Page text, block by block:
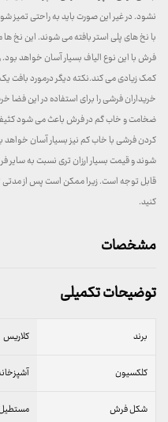
نشود. در غیر این صورت باید به راحتی تمیز
با نخ های پلی استر بافته می شوند. این نخ
فرش با این نوع الیاف بسیار آسان خواهد
کمک زیادی می کند.نکته دیگر درمورد
خریداران فرشی را برای استفاده در این
ضخامت و خاب گم در فرش باعث می شود
کردن فرشی با خاب کم نیز بسیار آسان خواهد
شوند و قیمت بسیار ارزان تری نسبت به سایر
قابل توجه است. زیرا ممکن است پس از
کنید.
مشخصات
توضیحات تکمیلی
برند کلاریس
کلکسیون
شکل فرش